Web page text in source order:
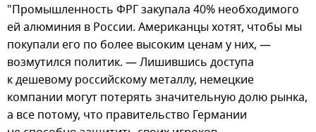
"Промышленность ФРГ закупала 40% необходимого
ей алюминия в России. Американцы хотят, чтобы мы
покупали его по более высоким ценам у них, —
возмутился политик. — Лишившись доступа
к дешевому российскому металлу, немецкие
компании могут потерять значительную долю рынка,
а все потому, что правительство Германии